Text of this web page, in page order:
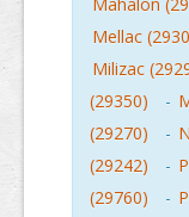
Mellac
Milizac
(29350)
-
(29270)
-
(29242)
-
(29760)
-